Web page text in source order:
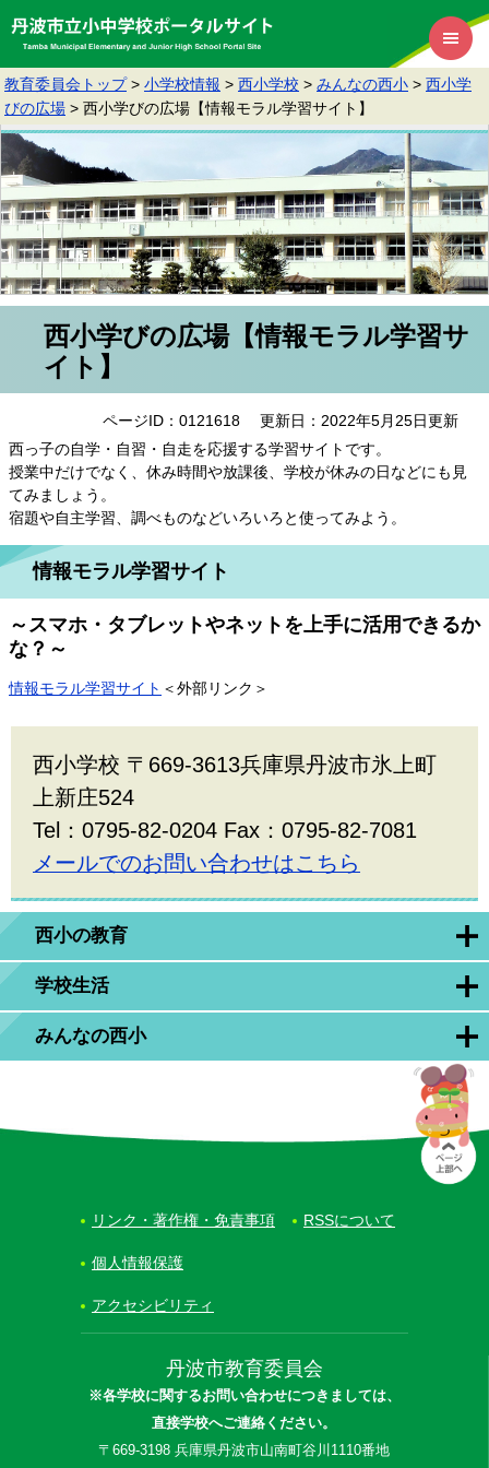
教育委員会トップ > 小学校情報 > 西小学校 > みんなの西小 > 西小学
びの広場 > 西小学びの広場【情報モラル学習サイト】
西小の教育
学校生活
みんなの西小
西小学びの広場【情報モラル学習サ
イト】
ページID：0121618
更新日：2022年5月25日更新
西っ子の自学・自習・自走を応援する学習サイトです。
授業中だけでなく、休み時間や放課後、学校が休みの日などにも見
てみましょう。
宿題や自主学習、調べものなどいろいろと使ってみよう。
情報モラル学習サイト
～スマホ・タブレットやネットを上手に活用できるか
な？～
情報モラル学習サイト ＜外部リンク＞
西小学校 〒669-3613兵庫県丹波市氷上町
上新庄524
Tel：0795-82-0204 Fax：0795-82-7081
メールでのお問い合わせはこちら
丹波市教育委員会
※各学校に関するお問い合わせにつきましては、
直接学校へご連絡ください。
〒669-3198 兵庫県丹波市山南町谷川1110番地
リンク・著作権・免責事項 RSSについて
個人情報保護
アクセシビリティ